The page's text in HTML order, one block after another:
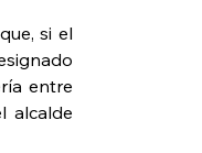
si el
entre
alcalde